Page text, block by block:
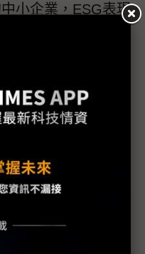
小企業，ESG表現
訊揭露，攜手金
談到，隨著全球極
是當前全球商業
台灣企業發展，